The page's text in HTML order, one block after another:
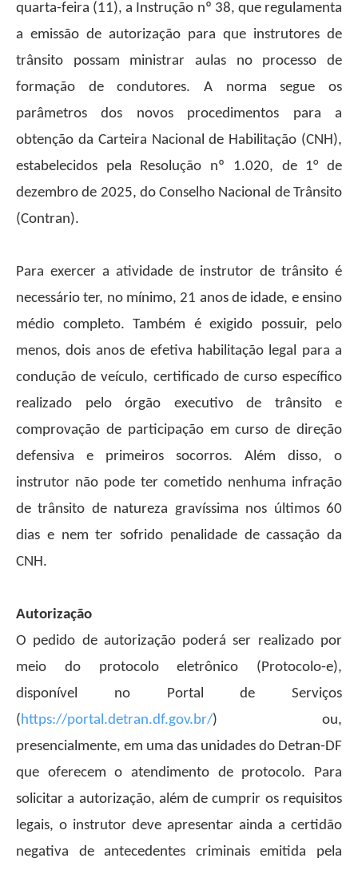
quarta-feira (11), a Instrução nº 38, que regulamenta
a emissão de autorização para que instrutores de
trânsito possam ministrar aulas no processo de
formação de condutores. A norma segue os
parâmetros dos novos procedimentos para a
obtenção da Carteira Nacional de Habilitação (CNH),
estabelecidos pela Resolução nº 1.020, de 1° de
dezembro de 2025, do Conselho Nacional de Trânsito
(Contran).
Para exercer a atividade de instrutor de trânsito é
necessário ter, no mínimo, 21 anos de idade, e ensino
médio completo. Também é exigido possuir, pelo
menos, dois anos de efetiva habilitação legal para a
condução de veículo, certificado de curso específico
realizado pelo órgão executivo de trânsito e
comprovação de participação em curso de direção
defensiva e primeiros socorros. Além disso, o
instrutor não pode ter cometido nenhuma infração
de trânsito de natureza gravíssima nos últimos 60
dias e nem ter sofrido penalidade de cassação da
CNH.
Autorização
O pedido de autorização poderá ser realizado por
meio do protocolo eletrônico (Protocolo-e),
disponível no Portal de Serviços
(https://portal.detran.df.gov.br/) ou,
presencialmente, em uma das unidades do Detran-DF
que oferecem o atendimento de protocolo. Para
solicitar a autorização, além de cumprir os requisitos
legais, o instrutor deve apresentar ainda a certidão
negativa de antecedentes criminais emitida pela